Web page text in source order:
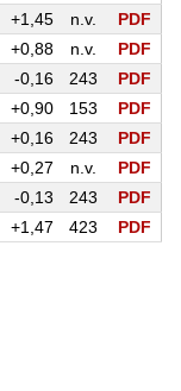
+1,45 n.v.
PDF
+0,88 n.v.
PDF
-0,16 243
PDF
+0,90 153
PDF
+0,16 243
PDF
+0,27 n.v.
PDF
-0,13 243
PDF
+1,47 423 PDF